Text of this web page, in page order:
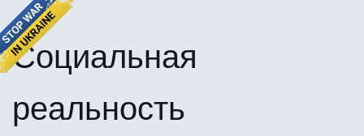
Социальная
реальность